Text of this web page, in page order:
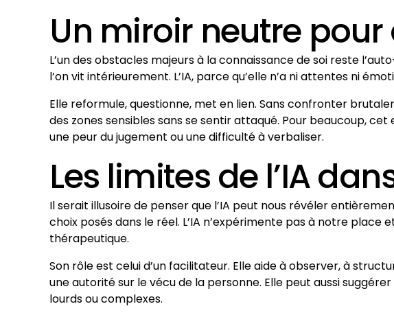
Un miroir neutre
L’un des obstacles majeurs à la connaissance de soi reste
l’on vit intérieurement. L’IA, parce qu’elle n’a ni attentes ni
Elle reformule, questionne, met en lien. Sans confronter
des zones sensibles sans se sentir attaqué. Pour beaucoup,
une peur du jugement ou une difficulté à verbaliser.
Les limites de l’IA
Il serait illusoire de penser que l’IA peut nous révéler
choix posés dans le réel. L’IA n’expérimente pas à notre
thérapeutique.
Son rôle est celui d’un facilitateur. Elle aide à observer, à
une autorité sur le vécu de la personne. Elle peut aussi
lourds ou complexes.